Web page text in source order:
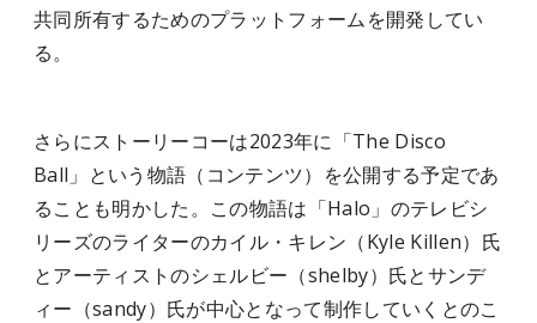
共同所有するためのプラットフォームを開発してい
る。
さらにストーリーコーは2023年に「The Disco
Ball」という物語（コンテンツ）を公開する予定であ
ることも明かした。この物語は「Halo」のテレビシ
リーズのライターのカイル・キレン（Kyle Killen）氏
とアーティストのシェルビー（shelby）氏とサンデ
ィー（sandy）氏が中心となって制作していくとのこ